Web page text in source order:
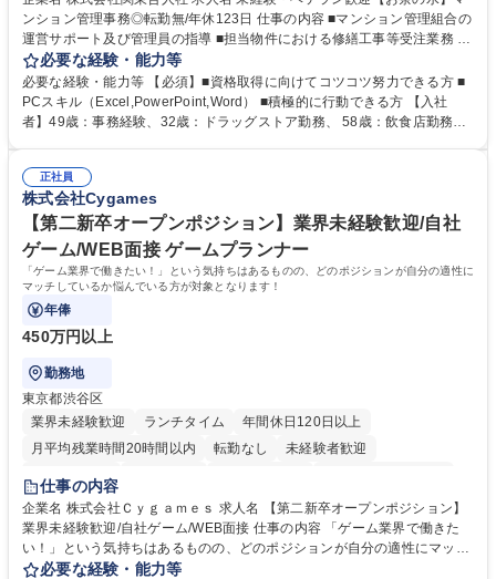
ンション管理事務◎転勤無/年休123日 仕事の内容 ■マンション管理組合の
運営サポート及び管理員の指導 ■担当物件における修繕工事等受注業務 ■
事務所内での事務業務等 ★異業界からの転職者が多数活躍しています
【年収補足】532万円 ＋別途インセンティヴで平均約100万円/年（昨年度
実績） ＋管理業務主任者資格手当50,000円/月 ★親会社である株式会社合
人社計画研究所社のグループ会社として、質の高いサービスと適性価格を
無/年休123日
必要な経験・能力等
必要な経験・能力等 【必須】■資格取得に向けてコツコツ努力できる方 ■
PCスキル（Excel,PowerPoint,Word） ■積極的に行動できる方 【入社
者】49歳：事務経験、32歳：ドラッグストア勤務、 58歳：飲食店勤務
得出来ております！ 【魅力】■フレックス制度、未経験からでも下限年収
を一律支給！ ■管理業務主任者資格取得後には50,000円/月の手当あり！
学歴・資格 学歴：大学院 大学 高専 短大 専修学校 高校 語学力： 資格：第
一種運転免許普通自動車
正社員
株式会社Cygames
【第二新卒オープンポジション】業界未経験歓迎/自社
ゲーム/WEB面接 ゲームプランナー
「ゲーム業界で働きたい！」という気持ちはあるものの、どのポジションが自分の適性に
マッチしているか悩んでいる方が対象となります！
年俸
450万円以上
勤務地
東京都渋谷区
業界未経験歓迎
ランチタイム
年間休日120日以上
月平均残業時間20時間以内
転勤なし
未経験者歓迎
住宅手当あり
交通費支給
土日祝休み 服装自由 昼食補助あり
第二新卒歓迎
食事補助あり
仕事の内容
企業名 株式会社Ｃｙｇａｍｅｓ 求人名 【第二新卒オープンポジション】
業界未経験歓迎/自社ゲーム/WEB面接 仕事の内容 「ゲーム業界で働きた
い！」という気持ちはあるものの、どのポジションが自分の適性にマッチ
しているか悩んでいる方が対象となります！ 総合職（プランナー/データ
必要な経験・能力等